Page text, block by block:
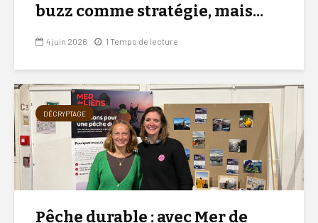
buzz comme stratégie, mais...
4 juin 2026 1 Temps de lecture
DÉCRYPTAGE
Pêche durable : avec Mer de